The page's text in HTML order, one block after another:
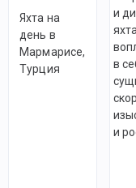
Яхта на
день в
Мармарисе,
Турция
и
в
и